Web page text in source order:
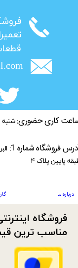
​فروشگاه :
​تعمیرات :
​قطعات :
فروشگاه
مناسب ترین
کاری حضوری: شنبه تا
درباره ما
فروشگاه شماره 1:
پایین پلاک ۴